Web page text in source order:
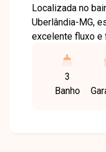
Localizada no
Uberlândia-MG,
excelente fluxo e
visibilidade e
negócio. O imóvel possui aproximadamente 390
m² de área
3
Banho